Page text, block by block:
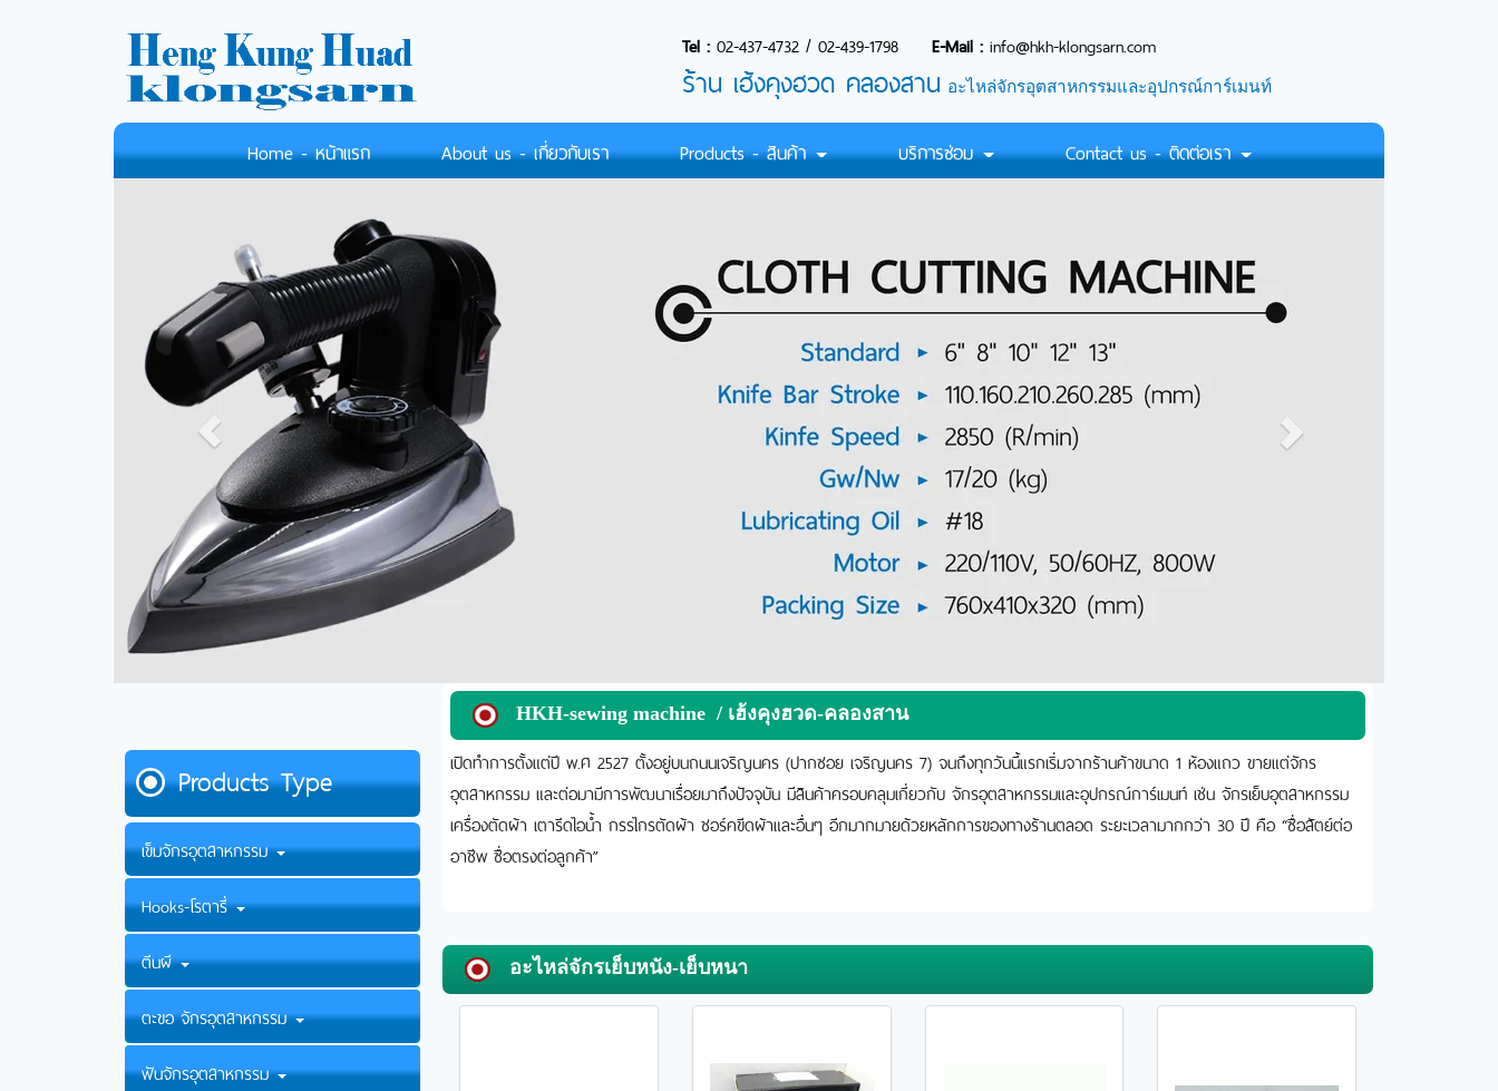
Home - หน้าแรก About us - เกี่ยวกับเรา Products - สินค้า บริการซ่อม Contact us - ติดต่อเรา
Tel : 02-437-4732 / 02-439-1798 E-Mail : info@hkh-klongsarn.com
ร้าน เฮ้งคุงฮวด คลองสาน อะไหล่จักรอุตสาหกรรมและอุปกรณ์การ์เมนท์
Products Type
เข็มจักรอุตสาหกรรม
Hooks-โรตารี่
ตีนผี
ตะขอ จักรอุตสาหกรรม
ฟันจักรอุตสาหกรรม
HKH-sewing machine / เฮ้งคุงฮวด-คลองสาน
เปิดทำการตั้งแต่ปี พ.ศ 2527 ตั้งอยู่บนถนนเจริญนคร (ปากซอย เจริญนคร 7) จนถึงทุกวันนี้แรกเริ่มจากร้านค้าขนาด 1 ห้องแถว ขายแต่จักร
อุตสาหกรรม และต่อมามีการพัฒนาเรื่อยมาถึงปัจจุบัน มีสินค้าครอบคลุมเกี่ยวกับ จักรอุตสาหกรรมและอุปกรณ์การ์เมนท์ เช่น จักรเย็บอุตสาหกรรม
เครื่องตัดผ้า เตารีดไอน้ำ กรรไกรตัดผ้า ชอร์คขีดผ้าและอื่นๆ อีกมากมายด้วยหลักการของทางร้านตลอด ระยะเวลามากกว่า 30 ปี คือ “ซื่อสัตย์ต่อ
อาชีพ ซื่อตรงต่อลูกค้า”
อะไหล่จักรเย็บหนัง-เย็บหนา